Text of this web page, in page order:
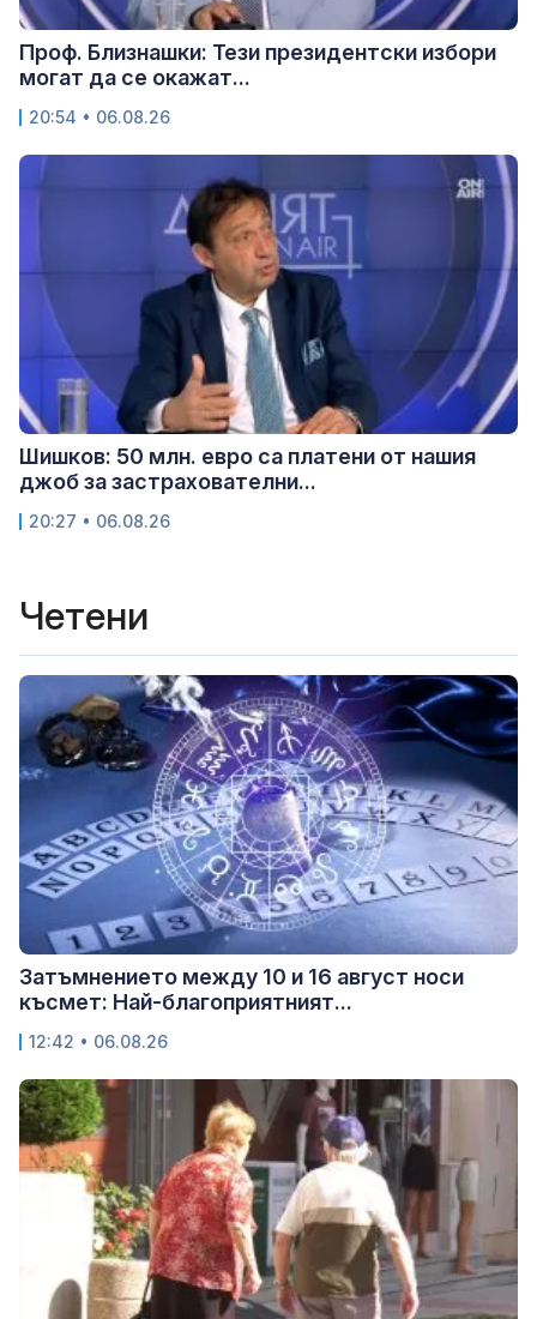
Проф. Близнашки: Тези президентски избори
могат да се окажат...
20:54 • 06.08.26
Шишков: 50 млн. евро са платени от нашия
джоб за застрахователни...
20:27 • 06.08.26
Четени
Затъмнението между 10 и 16 август носи
късмет: Най-благоприятният...
12:42 • 06.08.26